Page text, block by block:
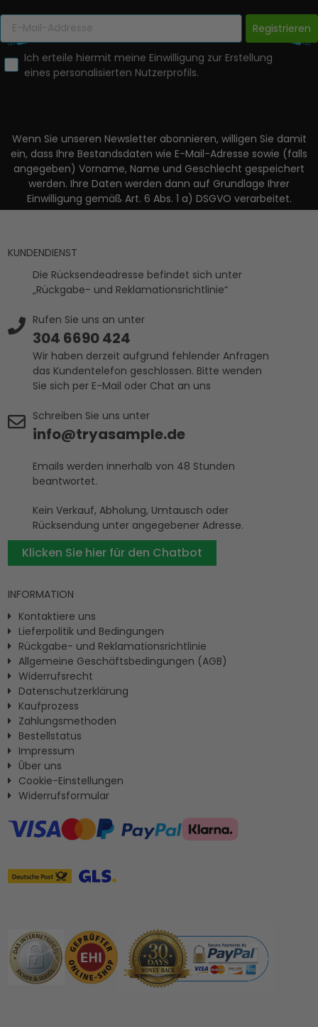
Registrieren
Ich erteile hiermit meine Einwilligung zur Erstellung
eines personalisierten Nutzerprofils.
Wenn Sie unseren Newsletter abonnieren, willigen Sie damit
ein, dass Ihre Bestandsdaten wie E-Mail-Adresse sowie (falls
angegeben) Vorname, Name und Geschlecht gespeichert
werden. Ihre Daten werden dann auf Grundlage Ihrer
Einwilligung gemäß Art. 6 Abs. 1 a) DSGVO verarbeitet.
KUNDENDIENST
Die Rücksendeadresse befindet sich unter
„Rückgabe- und Reklamationsrichtlinie“
Rufen Sie uns an unter
304 6690 424
Wir haben derzeit aufgrund fehlender Anfragen
das Kundentelefon geschlossen. Bitte wenden
Sie sich per E-Mail oder Chat an uns
Schreiben Sie uns unter
info@tryasample.de
Emails werden innerhalb von 48 Stunden
beantwortet.
Kein Verkauf, Abholung, Umtausch oder
Rücksendung unter angegebener Adresse.
Klicken Sie hier für den Chatbot
INFORMATION
Kontaktiere uns
Lieferpolitik und Bedingungen
Rückgabe- und Reklamationsrichtlinie
Allgemeine Geschäftsbedingungen (AGB)
Widerrufsrecht
Datenschutzerklärung
Kaufprozess
Zahlungsmethoden
Bestellstatus
Impressum
Ûber uns
Cookie-Einstellungen
Widerrufsformular